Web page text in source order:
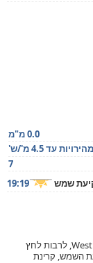
0.0 מ"מ
עד 4.5 מ'/ש'
7
שמש 19:19
תחזית מזג האוויר בMisilyah, ל- 10 ימים הקרובים בWest Bank, לרבות לחץ
השמש, קרינת